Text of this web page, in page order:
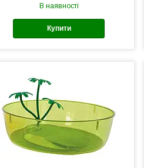
В наявності
Купити